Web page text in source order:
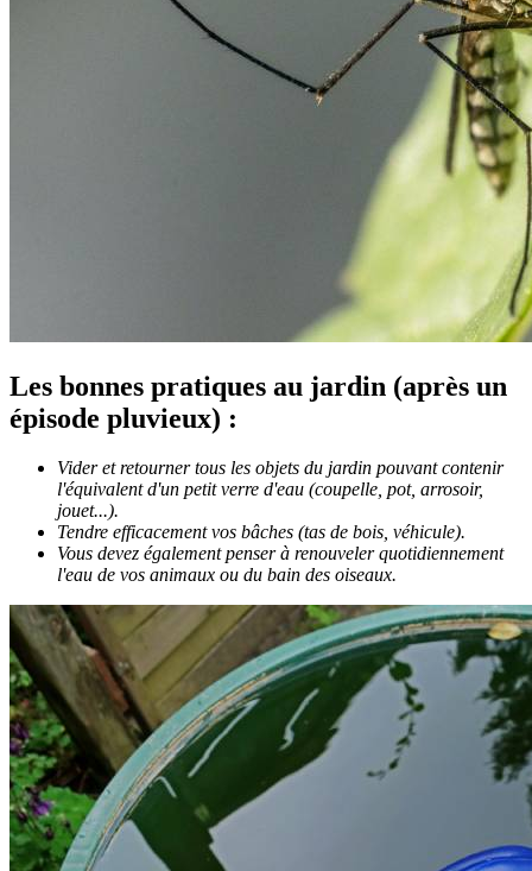
Les bonnes pratiques au jardin (après un
épisode pluvieux) :
Vider et retourner tous les objets du jardin pouvant contenir
l'équivalent d'un petit verre d'eau (coupelle, pot, arrosoir,
jouet...).
Tendre efficacement vos bâches (tas de bois, véhicule).
Vous devez également penser à renouveler quotidiennement
l'eau de vos animaux ou du bain des oiseaux.